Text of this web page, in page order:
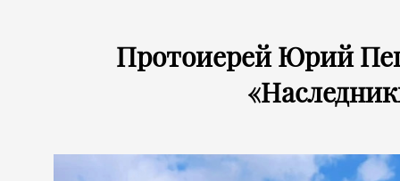
Протоиерей Юрий